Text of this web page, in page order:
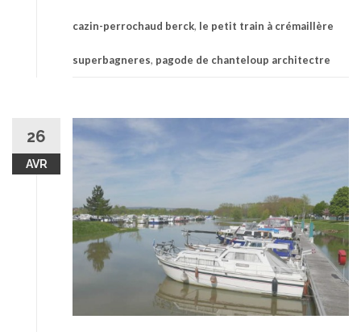
cazin-perrochaud berck, le petit train à crémaillère
superbagneres, pagode de chanteloup architectre
26
AVR